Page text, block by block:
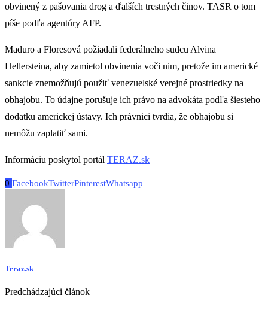
obvinený z pašovania drog a ďalších trestných činov. TASR o tom
píše podľa agentúry AFP.
Maduro a Floresová požiadali federálneho sudcu Alvina
Hellersteina, aby zamietol obvinenia voči nim, pretože im americké
sankcie znemožňujú použiť venezuelské verejné prostriedky na
obhajobu. To údajne porušuje ich právo na advokáta podľa šiesteho
dodatku americkej ústavy. Ich právnici tvrdia, že obhajobu si
nemôžu zaplatiť sami.
Informáciu poskytol portál TERAZ.sk
0 FacebookTwitterPinterestWhatsapp
Teraz.sk
Predchádzajúci článok